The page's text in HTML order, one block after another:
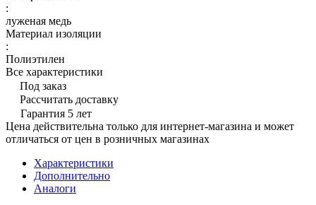
:
луженая медь
Материал изоляции
:
Полиэтилен
Все характеристики
Под заказ
Рассчитать доставку
Гарантия 5 лет
Цена действительна только для интернет-магазина и может
отличаться от цен в розничных магазинах
Характеристики
Дополнительно
Аналоги